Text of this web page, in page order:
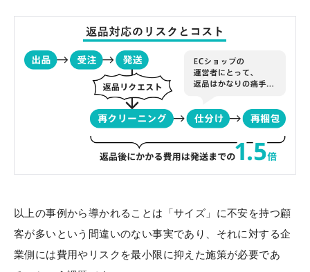
以上の事例から導かれることは「サイズ」に不安を持つ顧
客が多いという間違いのない事実であり、それに対する企
業側には費用やリスクを最小限に抑えた施策が必要であ